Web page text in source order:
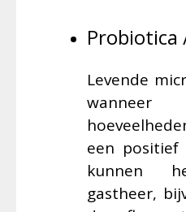
Probiotica
Levende
een positief
kunnen
gastheer,